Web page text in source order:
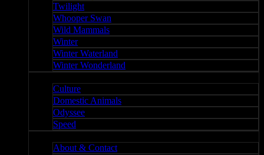
Twilight
Whooper Swan
Wild Mammals
Winter
Winter Waterland
Winter Wonderland
Culture
Domestic Animals
Odyssee
Speed
About & Contact